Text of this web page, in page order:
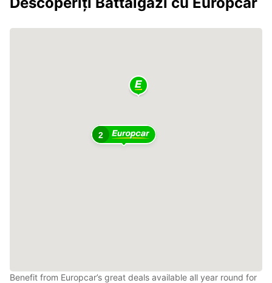
2
Benefit from Europcar’s great deals available all year round for